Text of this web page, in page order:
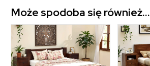
Może spodoba się również…